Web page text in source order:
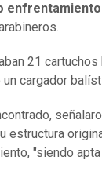
21
un cargador
estructura
"siendo